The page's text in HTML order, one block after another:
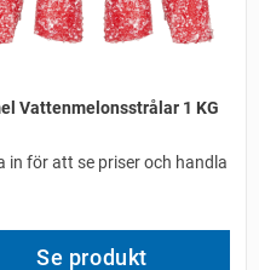
Vattenmelonsstrålar 1 KG
in för att se priser och handla
Se produkt